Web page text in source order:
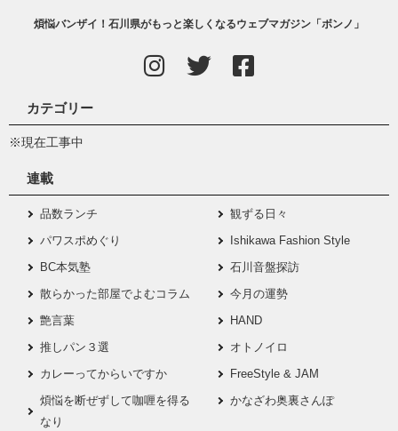
煩悩バンザイ！石川県がもっと楽しくなるウェブマガジン「ボンノ」
カテゴリー
※現在工事中
連載
品数ランチ
観ずる日々
パワスポめぐり
Ishikawa Fashion Style
BC本気塾
石川音盤探訪
散らかった部屋でよむコラム
今月の運勢
艶言葉
HAND
推しパン３選
オトノイロ
カレーってからいですか
FreeStyle & JAM
煩悩を断ぜずして咖喱を得る
なり
かなざわ奥裏さんぽ